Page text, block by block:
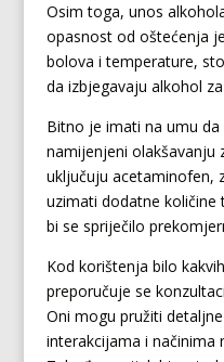
Osim toga, unos
opasnost od oštećenja
bolova i temperature,
da izbjegavaju alkohol
Bitno je imati na umu
namijenjeni olakšavanju
uključuju acetaminofen,
uzimati dodatne količine
bi se spriječilo
Kod korištenja bilo
preporučuje se
Oni mogu pružiti
interakcijama i načinima